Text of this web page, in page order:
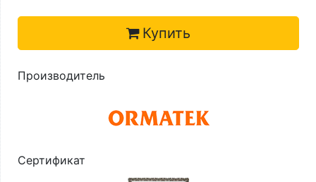
Купить
Производитель
Сертификат